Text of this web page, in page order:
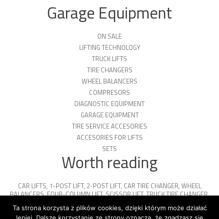
Garage Equipment
ON SALE
LIFTING TECHNOLOGY
TRUCK LIFTS
TIRE CHANGERS
WHEEL BALANCERS
COMPRESORS
DIAGNOSTIC EQUIPMENT
GARAGE EQUIPMENT
TIRE SERVICE ACCESORIES
ACCESORIES FOR LIFTS
SETS
Worth reading
CAR LIFTS, 1-POST LIFT, 2-POST LIFT, CAR TIRE CHANGER, WHEEL
BALANCERS,FOUR-COLUMN LIFT,SCISSOR LIFT,TRUCK TIRE CHANGER,
ENGINE OIL
PARKING PLATFORMS
Ta strona korzysta z plików cookies, dzięki którym może działać